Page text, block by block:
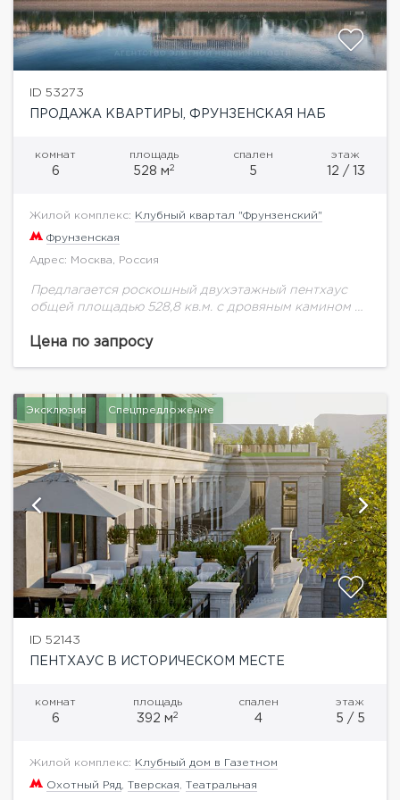
ID 53273
ПРОДАЖА КВАРТИРЫ, ФРУНЗЕНСКАЯ НАБ
комнат
6
площадь
528 м2
спален
5
этаж
12 / 13
Жилой комплекс: Клубный квартал "Фрунзенский"
Фрунзенская
Адрес: Москва, Россия
Предлагается роскошный двухэтажный пентхаус
общей площадью 528,8 кв.м. с дровяным камином в
бассейном. А с террасы на крыше открываются
Цена по запросу
Эксклюзив Спецпредложение
ID 52143
ПЕНТХАУС В ИСТОРИЧЕСКОМ МЕСТЕ
комнат
6
площадь
392 м2
спален
4
этаж
5 / 5
Жилой комплекс: Клубный дом в Газетном
Охотный Ряд Тверская Театральная